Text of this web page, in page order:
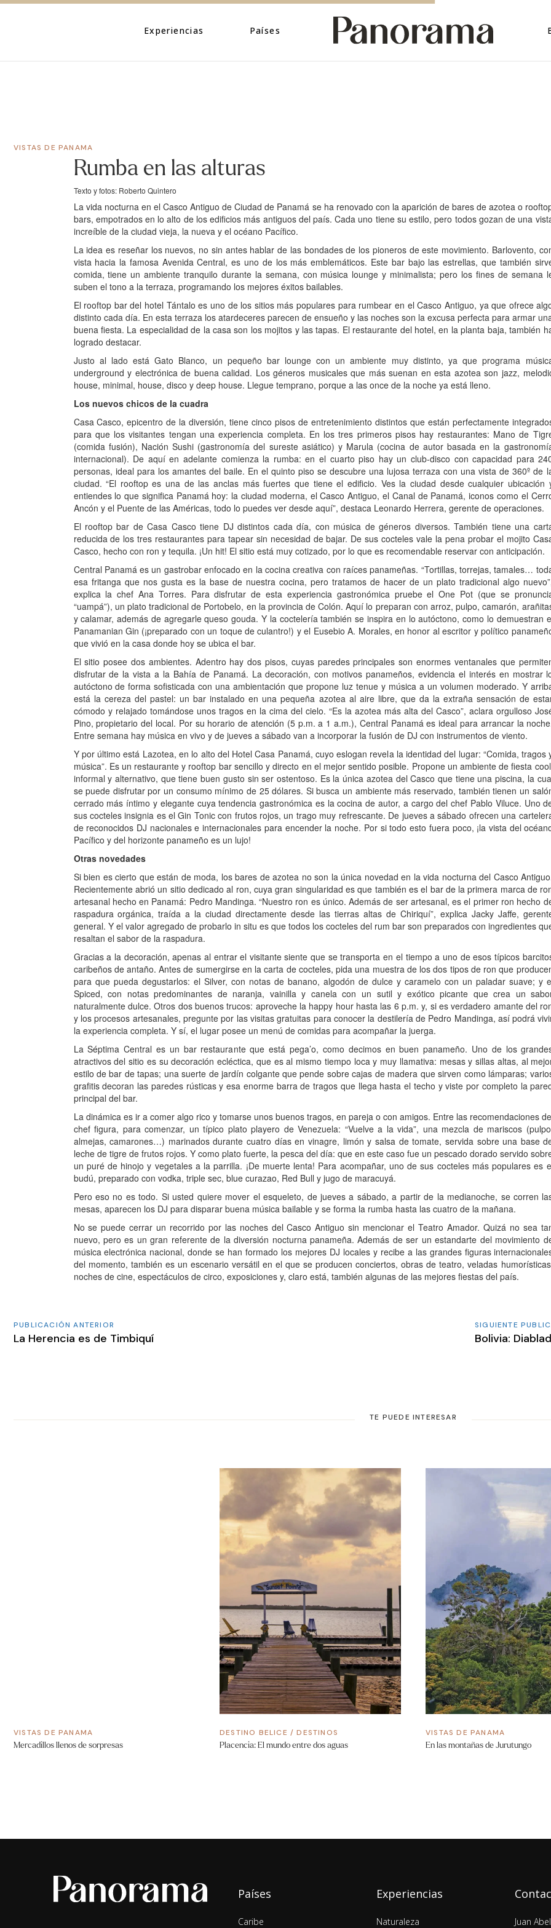
Experiencias
Cultura
Países
Personajes
Centroamérica
VISTAS DE PANAMA
Rumba en las alturas
Texto y fotos: Roberto Quintero
La vida nocturna en el Casco Antiguo de Ciudad de Panamá se ha renovado con la aparición de bares de azotea o
bars, empotrados en lo alto de los edificios más antiguos del país. Cada uno tiene su estilo, pero todos gozan de una
increíble de la ciudad vieja, la nueva y el océano Pacífico.
La idea es reseñar los nuevos, no sin antes hablar de las bondades de los pioneros de este movimiento. Barlovento,
vista hacia la famosa Avenida Central, es uno de los más emblemáticos. Este bar bajo las estrellas, que también
comida, tiene un ambiente tranquilo durante la semana, con música lounge y minimalista; pero los fines de semana
suben el tono a la terraza, programando los mejores éxitos bailables.
El rooftop bar del hotel Tántalo es uno de los sitios más populares para rumbear en el Casco Antiguo, ya que ofrece
distinto cada día. En esta terraza los atardeceres parecen de ensueño y las noches son la excusa perfecta para armar
buena fiesta. La especialidad de la casa son los mojitos y las tapas. El restaurante del hotel, en la planta baja, también
logrado destacar.
Justo al lado está Gato Blanco, un pequeño bar lounge con un ambiente muy distinto, ya que programa
underground y electrónica de buena calidad. Los géneros musicales que más suenan en esta azotea son jazz,
house, minimal, house, disco y deep house. Llegue temprano, porque a las once de la noche ya está lleno.
Los nuevos chicos de la cuadra
Casa Casco, epicentro de la diversión, tiene cinco pisos de entretenimiento distintos que están perfectamente
para que los visitantes tengan una experiencia completa. En los tres primeros pisos hay restaurantes: Mano de
(comida fusión), Nación Sushi (gastronomía del sureste asiático) y Marula (cocina de autor basada en la
internacional). De aquí en adelante comienza la rumba: en el cuarto piso hay un club-disco con capacidad para
personas, ideal para los amantes del baile. En el quinto piso se descubre una lujosa terraza con una vista de 360º de
ciudad. “El rooftop es una de las anclas más fuertes que tiene el edificio. Ves la ciudad desde cualquier ubicación
entiendes lo que significa Panamá hoy: la ciudad moderna, el Casco Antiguo, el Canal de Panamá, iconos como el
Ancón y el Puente de las Américas, todo lo puedes ver desde aquí”, destaca Leonardo Herrera, gerente de operaciones.
El rooftop bar de Casa Casco tiene DJ distintos cada día, con música de géneros diversos. También tiene una
reducida de los tres restaurantes para tapear sin necesidad de bajar. De sus cocteles vale la pena probar el mojito
Casco, hecho con ron y tequila. ¡Un hit! El sitio está muy cotizado, por lo que es recomendable reservar con anticipación.
Central Panamá es un gastrobar enfocado en la cocina creativa con raíces panameñas. “Tortillas, torrejas, tamales…
esa fritanga que nos gusta es la base de nuestra cocina, pero tratamos de hacer de un plato tradicional algo
explica la chef Ana Torres. Para disfrutar de esta experiencia gastronómica pruebe el One Pot (que se
“uampá”), un plato tradicional de Portobelo, en la provincia de Colón. Aquí lo preparan con arroz, pulpo, camarón,
y calamar, además de agregarle queso gouda. Y la coctelería también se inspira en lo autóctono, como lo demuestran
Panamanian Gin (¡preparado con un toque de culantro!) y el Eusebio A. Morales, en honor al escritor y político
que vivió en la casa donde hoy se ubica el bar.
El sitio posee dos ambientes. Adentro hay dos pisos, cuyas paredes principales son enormes ventanales que
disfrutar de la vista a la Bahía de Panamá. La decoración, con motivos panameños, evidencia el interés en mostrar
autóctono de forma sofisticada con una ambientación que propone luz tenue y música a un volumen moderado. Y
está la cereza del pastel: un bar instalado en una pequeña azotea al aire libre, que da la extraña sensación de
cómodo y relajado tomándose unos tragos en la cima del cielo. “Es la azotea más alta del Casco”, aclara orgulloso
Pino, propietario del local. Por su horario de atención (5 p.m. a 1 a.m.), Central Panamá es ideal para arrancar la
Entre semana hay música en vivo y de jueves a sábado van a incorporar la fusión de DJ con instrumentos de viento.
Y por último está Lazotea, en lo alto del Hotel Casa Panamá, cuyo eslogan revela la identidad del lugar: “Comida, tragos
música”. Es un restaurante y rooftop bar sencillo y directo en el mejor sentido posible. Propone un ambiente de fiesta
informal y alternativo, que tiene buen gusto sin ser ostentoso. Es la única azotea del Casco que tiene una piscina, la
se puede disfrutar por un consumo mínimo de 25 dólares. Si busca un ambiente más reservado, también tienen un
cerrado más íntimo y elegante cuya tendencia gastronómica es la cocina de autor, a cargo del chef Pablo Viluce. Uno
sus cocteles insignia es el Gin Tonic con frutos rojos, un trago muy refrescante. De jueves a sábado ofrecen una
de reconocidos DJ nacionales e internacionales para encender la noche. Por si todo esto fuera poco, ¡la vista del
Pacífico y del horizonte panameño es un lujo!
Otras novedades
Si bien es cierto que están de moda, los bares de azotea no son la única novedad en la vida nocturna del Casco
Recientemente abrió un sitio dedicado al ron, cuya gran singularidad es que también es el bar de la primera marca de
artesanal hecho en Panamá: Pedro Mandinga. “Nuestro ron es único. Además de ser artesanal, es el primer ron hecho
raspadura orgánica, traída a la ciudad directamente desde las tierras altas de Chiriquí”, explica Jacky Jaffe,
general. Y el valor agregado de probarlo in situ es que todos los cocteles del rum bar son preparados con ingredientes
resaltan el sabor de la raspadura.
Gracias a la decoración, apenas al entrar el visitante siente que se transporta en el tiempo a uno de esos típicos
caribeños de antaño. Antes de sumergirse en la carta de cocteles, pida una muestra de los dos tipos de ron que
para que pueda degustarlos: el Silver, con notas de banano, algodón de dulce y caramelo con un paladar suave; y
Spiced, con notas predominantes de naranja, vainilla y canela con un sutil y exótico picante que crea un
naturalmente dulce. Otros dos buenos trucos: aproveche la happy hour hasta las 6 p.m. y, si es verdadero amante del
y los procesos artesanales, pregunte por las visitas gratuitas para conocer la destilería de Pedro Mandinga, así podrá
la experiencia completa. Y sí, el lugar posee un menú de comidas para acompañar la juerga.
La Séptima Central es un bar restaurante que está pega’o, como decimos en buen panameño. Uno de los
atractivos del sitio es su decoración ecléctica, que es al mismo tiempo loca y muy llamativa: mesas y sillas altas, al
estilo de bar de tapas; una suerte de jardín colgante que pende sobre cajas de madera que sirven como lámparas;
grafitis decoran las paredes rústicas y esa enorme barra de tragos que llega hasta el techo y viste por completo la
principal del bar.
La dinámica es ir a comer algo rico y tomarse unos buenos tragos, en pareja o con amigos. Entre las recomendaciones
chef figura, para comenzar, un típico plato playero de Venezuela: “Vuelve a la vida”, una mezcla de mariscos
almejas, camarones…) marinados durante cuatro días en vinagre, limón y salsa de tomate, servida sobre una base
leche de tigre de frutos rojos. Y como plato fuerte, la pesca del día: que en este caso fue un pescado dorado servido
un puré de hinojo y vegetales a la parrilla. ¡De muerte lenta! Para acompañar, uno de sus cocteles más populares es
budú, preparado con vodka, triple sec, blue curazao, Red Bull y jugo de maracuyá.
Pero eso no es todo. Si usted quiere mover el esqueleto, de jueves a sábado, a partir de la medianoche, se corren
mesas, aparecen los DJ para disparar buena música bailable y se forma la rumba hasta las cuatro de la mañana.
No se puede cerrar un recorrido por las noches del Casco Antiguo sin mencionar el Teatro Amador. Quizá no sea
nuevo, pero es un gran referente de la diversión nocturna panameña. Además de ser un estandarte del movimiento
música electrónica nacional, donde se han formado los mejores DJ locales y recibe a las grandes figuras
del momento, también es un escenario versátil en el que se producen conciertos, obras de teatro, veladas
noches de cine, espectáculos de circo, exposiciones y, claro está, también algunas de las mejores fiestas del país.
PUBLICACIÓN ANTERIOR
La Herencia es de Timbiquí
SIGUIENTE
Bolivia:
TE PUEDE INTERESAR
VISTAS DE PANAMA
Mercadillos llenos de sorpresas
DESTINO BELICE /DESTINOS
Placencia: El mundo entre dos aguas
VISTAS DE PANAMA
En las montañas de Jurutungo
Países
Caribe
Experiencias
Naturaleza Juan